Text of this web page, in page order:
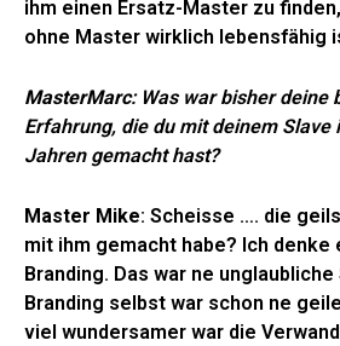
ihm einen Ersatz-Master zu
ohne Master wirklich lebensfähig
MasterMarc: Was war bisher deine
Erfahrung, die du mit deinem Slave
Jahren gemacht hast?
Master Mike: Scheisse …. die
mit ihm gemacht habe? Ich denke
Branding. Das war ne unglaubliche
Branding selbst war schon ne
viel wundersamer war die